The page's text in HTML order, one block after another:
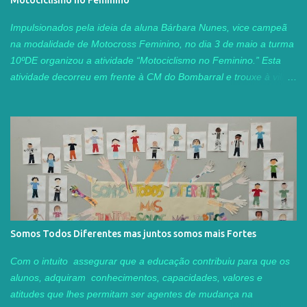
recurso ao Padlet, onde reunimos materiais, exemplos de
atividades práticas e sugestões de ferramentas digitais para
estimular o pensamento criativo. Acr...
Impulsionados pela ideia da aluna Bárbara Nunes, vice campeã
na modalidade de Motocross Feminino, no dia 3 de maio a turma
10ºDE organizou a atividade “Motociclismo no Feminino.” Esta
atividade decorreu em frente à CM do Bombarral e trouxe à vila
atletas apresentaram as suas motas e o seu trabalho, realizou-se
uma aula de Zumba e de Core e todos aqueles que passaram
por este local tiveram a oportunidade rara de conviver um pouco
com estas atletas e ver de perto algumas das máquinas que as
fazem “voar” durante as competições. Da parte da tarde, ocorreu
um desfile pela vila do Bombarral que terminou com uma
demonstração de motocross na pista de motocross do município.
Esperamos que esta atividade tenha contribuído para a
divulgação desta modalidade e que de futuro possam haver mais
jovens a procurar esta modalidade. 10ºDE
Somos Todos Diferentes mas juntos somos mais Fortes
Com o intuito assegurar que a educação contribuiu para que os
alunos, adquiram conhecimentos, capacidades, valores e
atitudes que lhes permitam ser agentes de mudança na